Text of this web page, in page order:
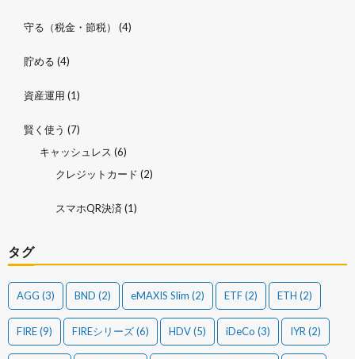
守る（税金・節税） (4)
貯める (4)
資産運用 (1)
賢く使う (7)
キャッシュレス (6)
クレジットカード (2)
スマホQR決済 (1)
タグ
AGG (3) BND (2) eMAXIS Slim (2) ETF(2) ETH (2)
FIRE(9) FIREシリーズ(6) HDV(5) iDeCo (3) IYR (2)